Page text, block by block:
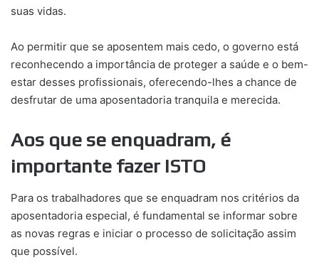
suas vidas.
Ao permitir que se aposentem mais cedo, o governo está
reconhecendo a importância de proteger a saúde e o bem-
estar desses profissionais, oferecendo-lhes a chance de
desfrutar de uma aposentadoria tranquila e merecida.
Aos que se enquadram, é
importante fazer ISTO
Para os trabalhadores que se enquadram nos critérios da
aposentadoria especial, é fundamental se informar sobre
as novas regras e iniciar o processo de solicitação assim
que possível.